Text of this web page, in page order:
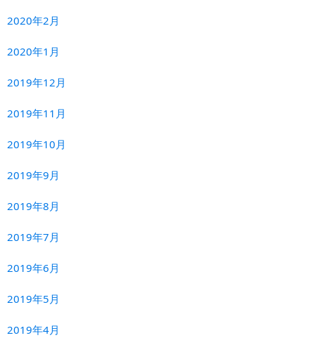
2020年2月
2020年1月
2019年12月
2019年11月
2019年10月
2019年9月
2019年8月
2019年7月
2019年6月
2019年5月
2019年4月